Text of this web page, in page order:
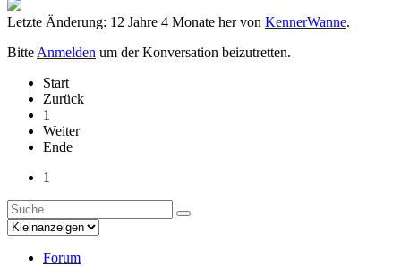
Letzte Änderung: 12 Jahre 4 Monate her von KennerWanne.
Bitte Anmelden um der Konversation beizutretten.
Start
Zurück
1
Weiter
Ende
1
Forum